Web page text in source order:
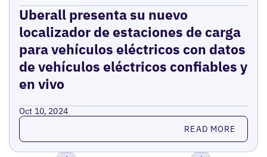
Uberall presenta su nuevo
localizador de estaciones de carga
para vehículos eléctricos con datos
de vehículos eléctricos confiables y
en vivo
Oct 10, 2024
Read more READ MORE